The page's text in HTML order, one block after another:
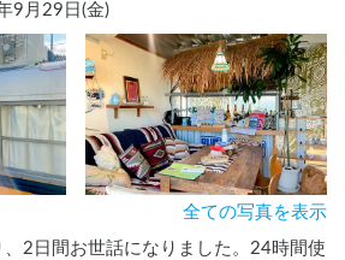
9月29日(金)
全ての写真を表示
2日間お世話になりました。24時間使